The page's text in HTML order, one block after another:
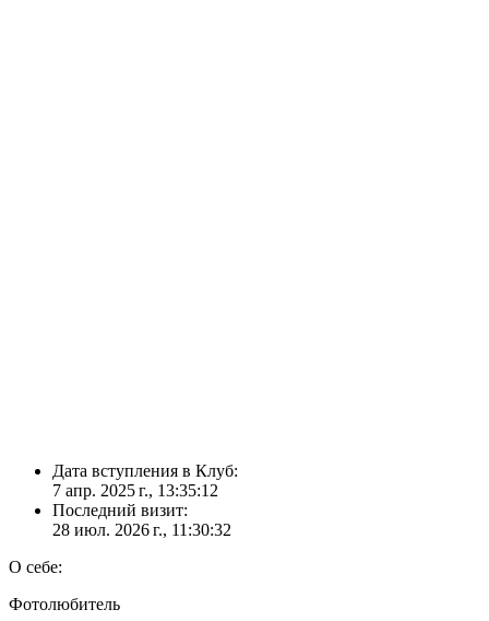
Дата вступления в Клуб:
7 апр. 2025 г., 13:35:12
Последний визит:
28 июл. 2026 г., 11:30:32
О себе:
Фотолюбитель